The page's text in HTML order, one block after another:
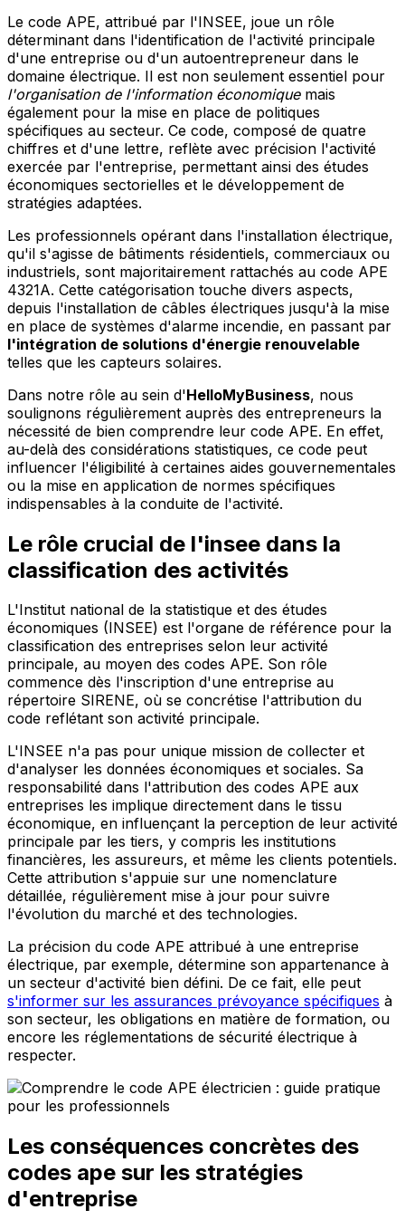
Le code APE, attribué par l'INSEE, joue un rôle
déterminant dans l'identification de l'activité principale
d'une entreprise ou d'un autoentrepreneur dans le
domaine électrique. Il est non seulement essentiel pour
l'organisation de l'information économiquemais
également pour la mise en place de politiques
spécifiques au secteur. Ce code, composé de quatre
chiffres et d'une lettre, reflète avec précision l'activité
exercée par l'entreprise, permettant ainsi des études
économiques sectorielles et le développement de
stratégies adaptées.
Les professionnels opérant dans l'installation électrique,
qu'il s'agisse de bâtiments résidentiels, commerciaux ou
industriels, sont majoritairement rattachés au code APE
4321A. Cette catégorisation touche divers aspects,
depuis l'installation de câbles électriques jusqu'à la mise
en place de systèmes d'alarme incendie, en passant par
l'intégration de solutions d'énergie renouvelable
telles que les capteurs solaires.
Dans notre rôle au sein d'HelloMyBusiness, nous
soulignons régulièrement auprès des entrepreneurs la
nécessité de bien comprendre leur code APE. En effet,
au-delà des considérations statistiques, ce code peut
influencer l'éligibilité à certaines aides gouvernementales
ou la mise en application de normes spécifiques
indispensables à la conduite de l'activité.
Le rôle crucial de l'insee dans la
classification des activités
L'Institut national de la statistique et des études
économiques (INSEE) est l'organe de référence pour la
classification des entreprises selon leur activité
principale, au moyen des codes APE. Son rôle
commence dès l'inscription d'une entreprise au
répertoire SIRENE, où se concrétise l'attribution du
code reflétant son activité principale.
L'INSEE n'a pas pour unique mission de collecter et
d'analyser les données économiques et sociales. Sa
responsabilité dans l'attribution des codes APE aux
entreprises les implique directement dans le tissu
économique, en influençant la perception de leur activité
principale par les tiers, y compris les institutions
financières, les assureurs, et même les clients potentiels.
Cette attribution s'appuie sur une nomenclature
détaillée, régulièrement mise à jour pour suivre
l'évolution du marché et des technologies.
La précision du code APE attribué à une entreprise
électrique, par exemple, détermine son appartenance à
un secteur d'activité bien défini. De ce fait, elle peut
s'informer sur les assurances prévoyance spécifiques à
son secteur, les obligations en matière de formation, ou
encore les réglementations de sécurité électrique à
respecter.
Les conséquences concrètes des
codes ape sur les stratégies
d'entreprise